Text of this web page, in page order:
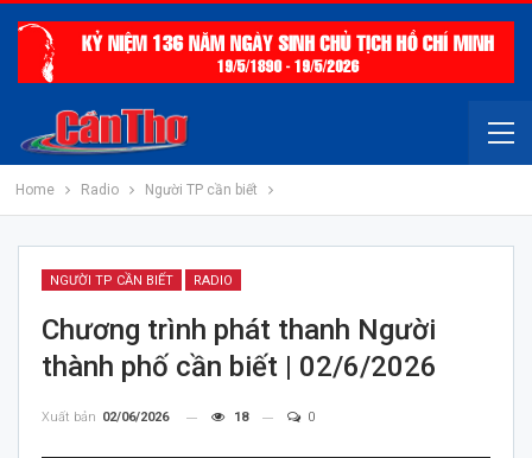
Home Radio Người TP cần biết
NGƯỜI TP CẦN BIẾT RADIO
Chương trình phát thanh Người
thành phố cần biết | 02/6/2026
Xuất bản 02/06/2026 18 0